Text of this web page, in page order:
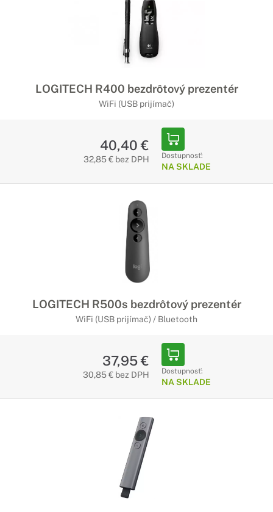
LOGITECH R400 bezdrôtový prezentér
WiFi (USB prijímač)
40,40 €
32,85 € bez DPH Dostupnosť:
NA SKLADE
LOGITECH R500s bezdrôtový prezentér
WiFi (USB prijímač) / Bluetooth
37,95 €
30,85 € bez DPH Dostupnosť:
NA SKLADE